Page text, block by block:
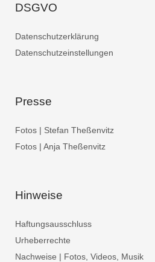
DSGVO
Datenschutzerklärung
Datenschutzeinstellungen
Presse
Fotos | Stefan Theßenvitz
Fotos | Anja Theßenvitz
Hinweise
Haftungsausschluss
Urheberrechte
Nachweise | Fotos, Videos, Musik